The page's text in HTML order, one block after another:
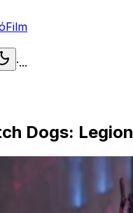
Film
·...
Dogs: Legion